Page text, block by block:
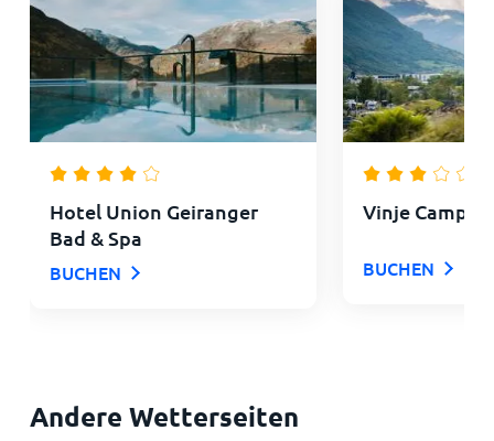
Hotel Union Geiranger
Bad & Spa
BUCHEN
Vinje
BUCHEN
Andere Wetterseiten